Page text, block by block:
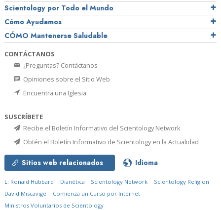
Scientology por Todo el Mundo
Cómo Ayudamos
CÓMO Mantenerse Saludable
CONTÁCTANOS
¿Preguntas? Contáctanos
Opiniones sobre el Sitio Web
Encuentra una Iglesia
SUSCRÍBETE
Recibe el Boletín Informativo del Scientology Network
Obtén el Boletín Informativo de Scientology en la Actualidad
Sitios web relacionados Idioma
L. Ronald Hubbard Dianética Scientology Network
Scientology Religion
David Miscavige
Comienza un Curso por Internet
Ministros Voluntarios de Scientology